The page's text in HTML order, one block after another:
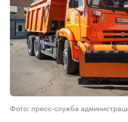
Фото: пресс-служба